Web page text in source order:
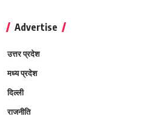
Advertise
उत्तर प्रदेश
मध्य प्रदेश
दिल्ली
राजनीति